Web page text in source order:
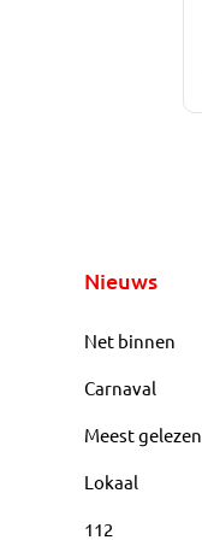
Nieuws
Net binnen
Carnaval
Meest gelezen
Lokaal
112